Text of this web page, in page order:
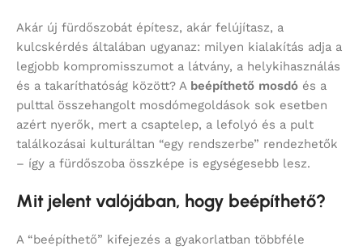
Akár új fürdőszobát építesz, akár felújítasz, a
kulcskérdés általában ugyanaz: milyen kialakítás adja a
legjobb kompromisszumot a látvány, a helykihasználás
és a takaríthatóság között? A beépíthető mosdó és a
pulttal összehangolt mosdómegoldások sok esetben
azért nyerők, mert a csaptelep, a lefolyó és a pult
találkozásai kulturáltan “egy rendszerbe” rendezhetők
– így a fürdőszoba összképe is egységesebb lesz.
Mit jelent valójában, hogy beépíthető?
A “beépíthető” kifejezés a gyakorlatban többféle